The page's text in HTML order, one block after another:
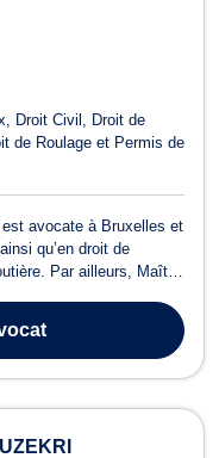
Droit Civil
Droit de
de Roulage et Permis de
avocate à Bruxelles et
qu’en droit de
Par ailleurs, Maître
liées aux malfaçons,